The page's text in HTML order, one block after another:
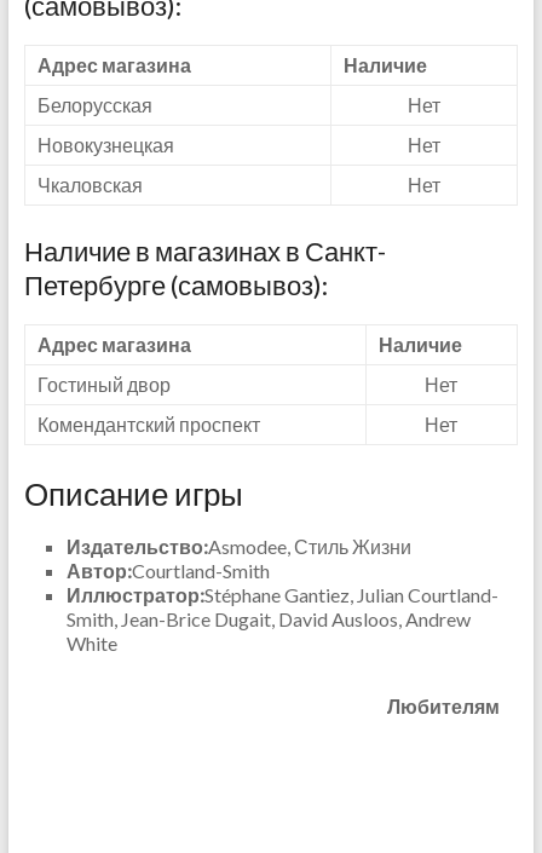
Адрес магазина
Наличие
Белорусская
Нет
Новокузнецкая
Нет
Чкаловская
Нет
Наличие в магазинах в Санкт-
Петербурге (самовывоз):
Адрес магазина
Наличие
Гостиный двор
Нет
Комендантский проспект
Нет
Описание игры
Издательство:Asmodee, Стиль Жизни
Автор:Courtland-Smith
Иллюстратор:Stéphane Gantiez, Julian Courtland-
Smith, Jean-Brice Dugait, David Ausloos, Andrew
White
Любителям